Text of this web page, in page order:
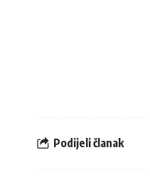
Podijeli članak